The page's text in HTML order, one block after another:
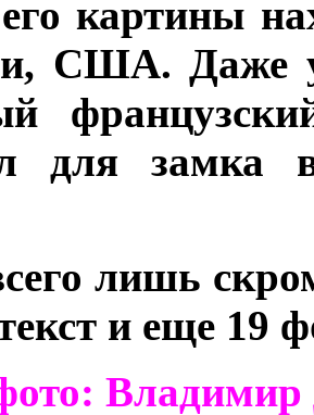
картины
США. Даже
для замка
лишь
и еще 19